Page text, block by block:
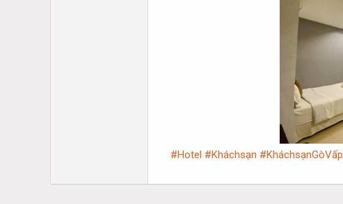
#Hotel #Kháchsạn #KháchsạnGòVấp